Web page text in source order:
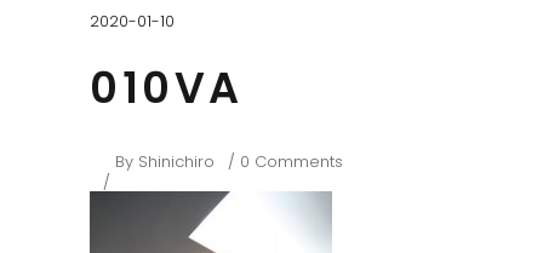
2020-01-10
010VA
By Shinichiro 0 Comments